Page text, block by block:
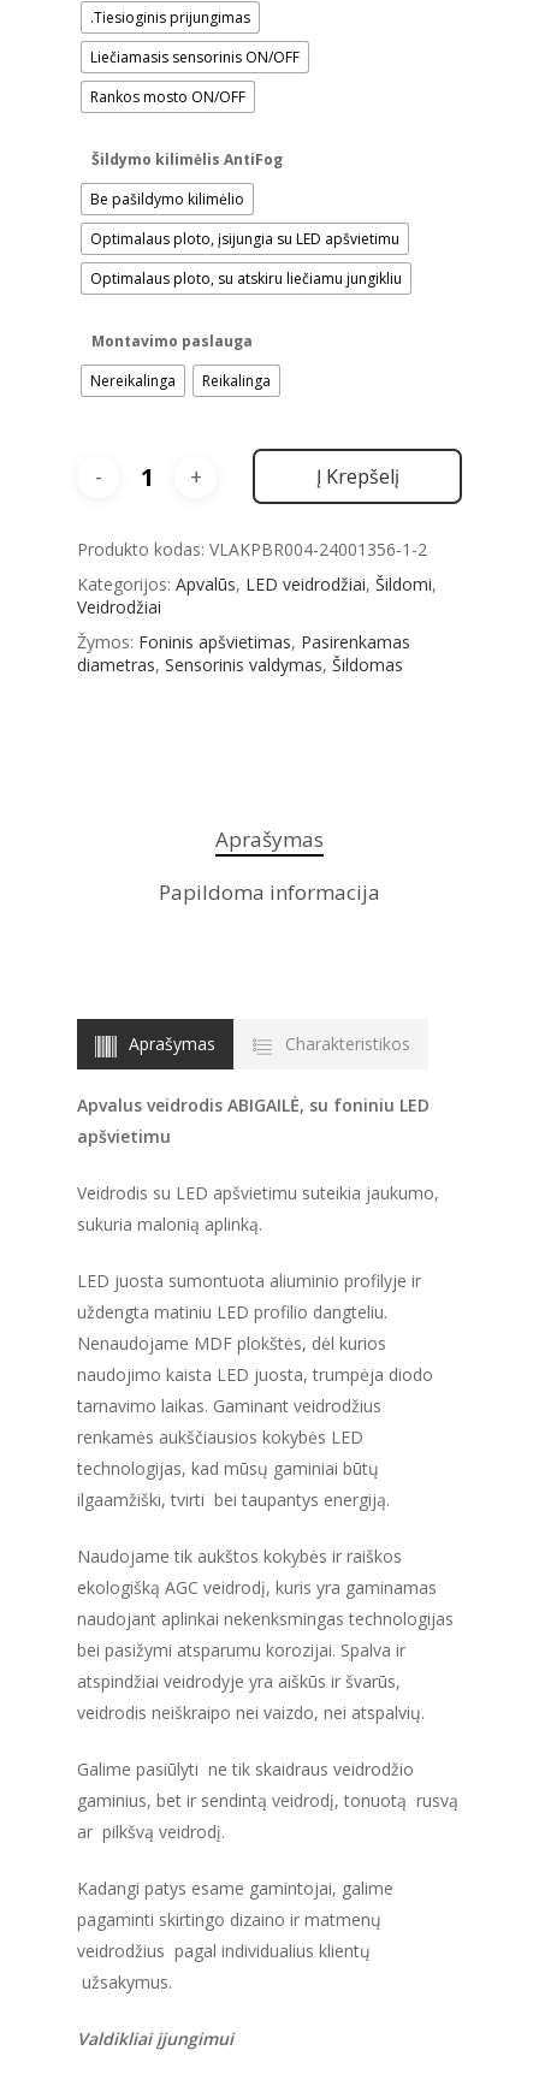
.Tiesioginis prijungimas
Liečiamasis sensorinis ON/OFF
Rankos mosto ON/OFF
Šildymo kilimėlis AntiFog
Be pašildymo kilimėlio
Optimalaus ploto, įsijungia su LED apšvietimu
Optimalaus ploto, su atskiru liečiamu jungikliu
Montavimo paslauga
Nereikalinga
Reikalinga
Į Krepšelį
Produkto kodas: VLAKPBR004-24001356-1-2
Kategorijos: Apvalūs, LED veidrodžiai, Šildomi,
Veidrodžiai
Žymos: Foninis apšvietimas, Pasirenkamas
diametras, Sensorinis valdymas, Šildomas
Aprašymas
Papildoma informacija
Aprašymas Charakteristikos
Apvalus veidrodis ABIGAILĖ, su foniniu LED
apšvietimu
Veidrodis su LED apšvietimu suteikia jaukumo,
sukuria malonią aplinką.
LED juosta sumontuota aliuminio profilyje ir
uždengta matiniu LED profilio dangteliu.
Nenaudojame MDF plokštės, dėl kurios
naudojimo kaista LED juosta, trumpėja diodo
tarnavimo laikas. Gaminant veidrodžius
renkamės aukščiausios kokybės LED
technologijas, kad mūsų gaminiai būtų
ilgaamžiški, tvirti bei taupantys energiją.
Naudojame tik aukštos kokybės ir raiškos
ekologišką AGC veidrodį, kuris yra gaminamas
naudojant aplinkai nekenksmingas technologijas
bei pasižymi atsparumu korozijai. Spalva ir
atspindžiai veidrodyje yra aiškūs ir švarūs,
veidrodis neiškraipo nei vaizdo, nei atspalvių.
Galime pasiūlyti ne tik skaidraus veidrodžio
gaminius, bet ir sendintą veidrodį, tonuotą rusvą
ar pilkšvą veidrodį.
Kadangi patys esame gamintojai, galime
pagaminti skirtingo dizaino ir matmenų
veidrodžius pagal individualius klientų
užsakymus.
Valdikliai įjungimui